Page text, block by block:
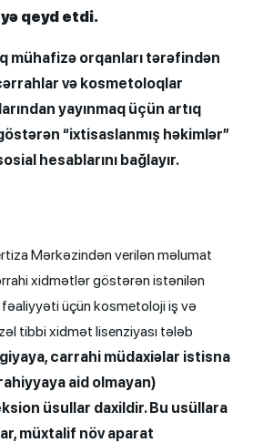
qeyd etdi.
mühafizə orqanları tərəfindən
və kosmetoloqlar
yayınmaq üçün artıq
“ixtisaslanmış həkimlər”
hesablarını bağlayır.
Mərkəzindən verilən məlumat
xidmətlər göstərən istənilən
üçün kosmetoloji iş və
tibbi xidmət lisenziyası tələb
саrrаhi müdaxiəlar istisna
aid оlmayan)
üsullar daxildir. Bu usüllаrа
müxtalif növ араrаt